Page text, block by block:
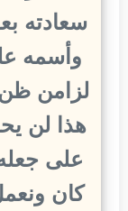
سعادته
وأسمه
لزامن
هذا لن
على
كان